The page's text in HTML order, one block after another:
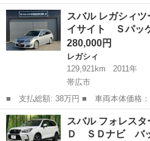
名： スバル ■ 車種名： フォレス
ンス アドバンス（５名）４ＷＤ サ
ーバックド...
北海道 帯広市 フォレスター
スバル レガシィ
イサイト Ｓパ
280,000円
レガシィ
129,921km
2011年
帯広市
■ 支払総額: 38万円 ■ 車両本体価格： 280,000 円 ■ メーカー
名： スバル ■ 車種名： レガシィツ
名： ２．５ｉアイサイト Ｓパッケ
ズコントロール ...
北海道 帯広市
スバル フォレス
Ｄ ＳＤナビ バ